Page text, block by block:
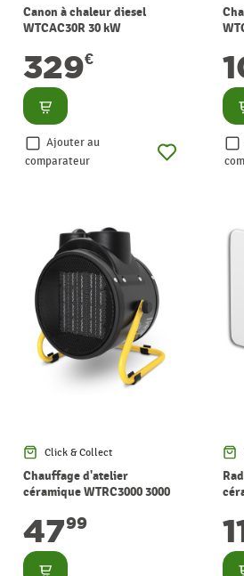
Canon à chaleur diesel
WTCAC30R 30 kW
329€
Consulter
Ajouter au
comparateur
Click & Collect
Chauffage d'atelier
céramique WTRC3000 3000
4799
Consulter